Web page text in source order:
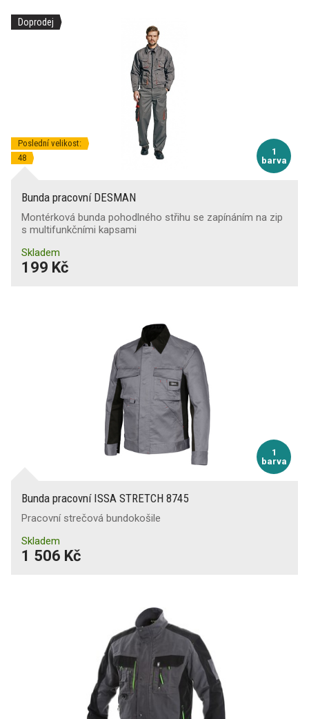
Doprodej
1
barva
Poslední velikost:
48
Bunda pracovní DESMAN
Montérková bunda pohodlného střihu se zapínáním na zip
s multifunkčními kapsami
Skladem
199 Kč
1
barva
Bunda pracovní ISSA STRETCH 8745
Pracovní strečová bundokošile
Skladem
1 506 Kč